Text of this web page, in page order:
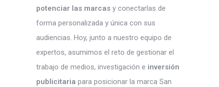
potenciar las marcas y conectarlas de
forma personalizada y única con sus
audiencias. Hoy, junto a nuestro equipo de
expertos, asumimos el reto de gestionar el
trabajo de medios, investigación e inversión
publicitaria para posicionar la marca San